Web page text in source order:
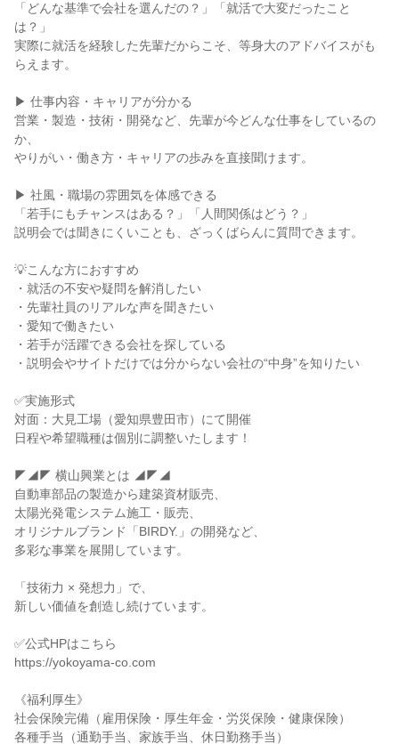
「どんな基準で会社を選んだの？」「就活で大変だったこと
は？」
実際に就活を経験した先輩だからこそ、等身大のアドバイスがも
らえます。
▶ 仕事内容・キャリアが分かる
営業・製造・技術・開発など、先輩が今どんな仕事をしているの
か、
やりがい・働き方・キャリアの歩みを直接聞けます。
▶ 社風・職場の雰囲気を体感できる
「若手にもチャンスはある？」「人間関係はどう？」
説明会では聞きにくいことも、ざっくばらんに質問できます。
💡こんな方におすすめ
・就活の不安や疑問を解消したい
・先輩社員のリアルな声を聞きたい
・愛知で働きたい
・若手が活躍できる会社を探している
・説明会やサイトだけでは分からない会社の“中身”を知りたい
✅実施形式
対面：大見工場（愛知県豊田市）にて開催
日程や希望職種は個別に調整いたします！
◤◢◤ 横山興業とは ◢◤◢
自動車部品の製造から建築資材販売、
太陽光発電システム施工・販売、
オリジナルブランド「BIRDY.」の開発など、
多彩な事業を展開しています。
「技術力 × 発想力」で、
新しい価値を創造し続けています。
✅公式HPはこちら
https://yokoyama-co.com
《福利厚生》
社会保険完備（雇用保険・厚生年金・労災保険・健康保険）
各種手当（通勤手当、家族手当、休日勤務手当）